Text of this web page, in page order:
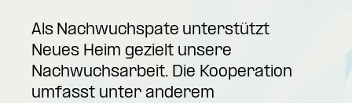
Als Nachwuchspate unterstützt
Neues Heim gezielt unsere
Nachwuchsarbeit. Die Kooperation
umfasst unter anderem